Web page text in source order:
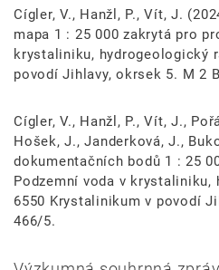
Cígler, V., Hanžl, P., Vít, J.
mapa 1 : 25 000 zakrytá pro
krystaliniku, hydrogeologický
povodí Jihlavy, okrsek 5. M 2
Cígler, V., Hanžl, P., Vít, J.,
Hošek, J., Janderková, J.,
dokumentačních bodů 1 : 25
Podzemní voda v
6550 Krystalinikum v povodí
466/5.